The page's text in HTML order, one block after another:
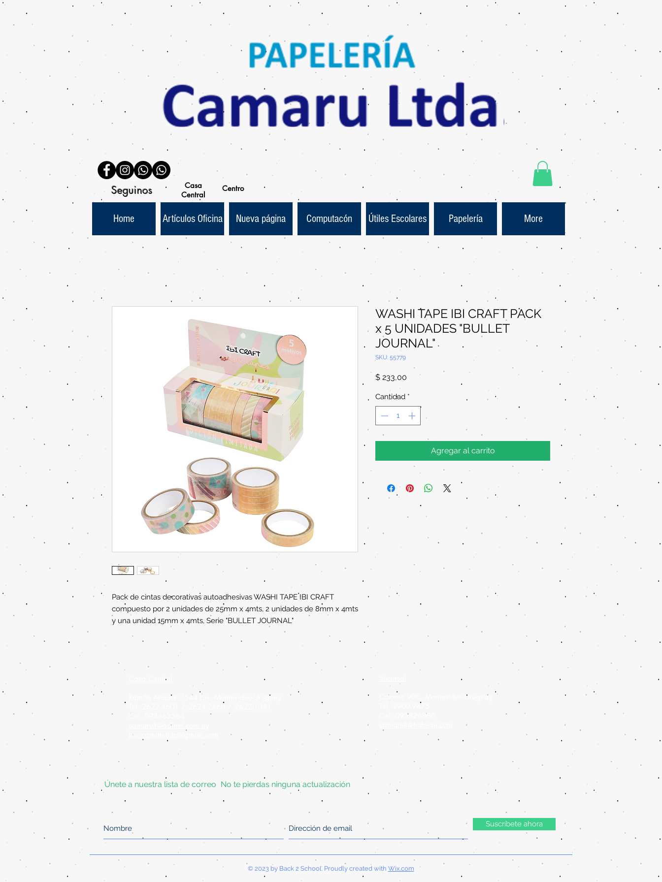
Seguinos
Casa
Central
Centro
Home Artículos Oficina Nueva página Computacón Útiles Escolares Papelería More
Pack de cintas decorativas autoadhesivas WASHI TAPE IBI CRAFT
compuesto por 2 unidades de 25mm x 4mts, 2 unidades de 8mm x 4mts
y una unidad 15mm x 4mts, Serie "BULLET JOURNAL"
WASHI TAPE IBI CRAFT PACK
x 5 UNIDADES "BULLET
JOURNAL"
SKU: 55779
$ 233,00 Precio
Cantidad *
Agregar al carrito
Casa Central
Ramón Anador 3544 bis, Montevideo-Uruguay
Cel: 093463564
camarult@adinet.com.uy
suc.camarultda@gmail.com
Colonia 908,
Montevideo-Uruguay
Tel: 2900-9475
Cel: 093826886
Únete a nuestra lista de correo No te pierdas ninguna actualización
Suscríbete ahora
© 2023 by Back 2 School. Proudly created with Wix.com